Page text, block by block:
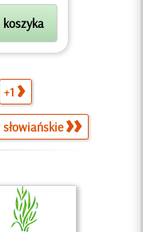
+1